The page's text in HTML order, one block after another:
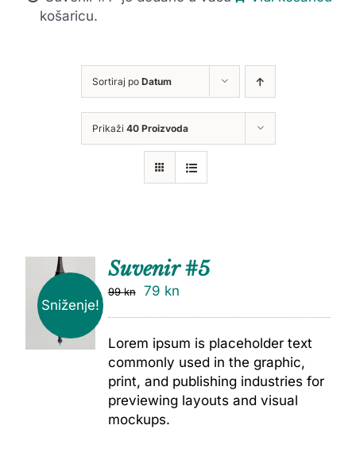
košaricu.
Sortiraj po Datum
Prikaži 40 Proizvoda
Sniženje!
DODAJ
Suvenir #5
99kn 79 kn
Lorem ipsum is placeholder text
commonly used in the graphic,
print, and publishing industries for
previewing layouts and visual
mockups.